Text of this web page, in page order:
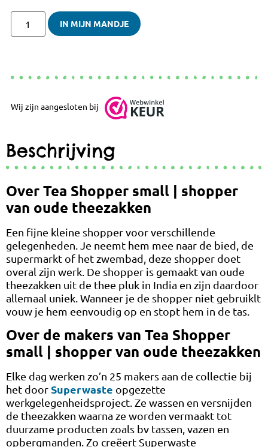
IN MIJN MANDJE
Wij zijn aangesloten bij
Beschrijving
Over Tea Shopper small | shopper
van oude theezakken
Een fijne kleine shopper voor verschillende
gelegenheden. Je neemt hem mee naar de bied, de
supermarkt of het zwembad, deze shopper doet
overal zijn werk. De shopper is gemaakt van oude
theezakken uit de thee pluk in India en zijn daardoor
allemaal uniek. Wanneer je de shopper niet gebruiklt
vouw je hem eenvoudig op en stopt hem in de tas.
Over de makers van Tea Shopper
small | shopper van oude theezakken
Elke dag werken zo’n 25 makers aan de collectie bij
het doorSuperwaste opgezette
werkgelegenheidsproject. Ze wassen en versnijden
de theezakken waarna ze worden vermaakt tot
duurzame producten zoals bv tassen, vazen en
opbergmanden. Zo creëert Superwaste